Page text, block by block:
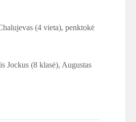
(4 vieta), penktokė
Jockus (8 klasė), Augustas